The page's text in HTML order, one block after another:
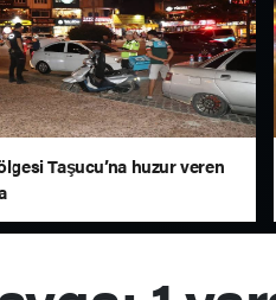
Taşucu’na huzur veren